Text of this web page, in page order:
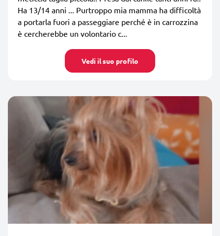
Ha 13/14 anni ... Purtroppo mia mamma ha difficoltà
a portarla fuori a passeggiare perché è in carrozzina
è cercherebbe un volontario c...
Vedi il suo profilo